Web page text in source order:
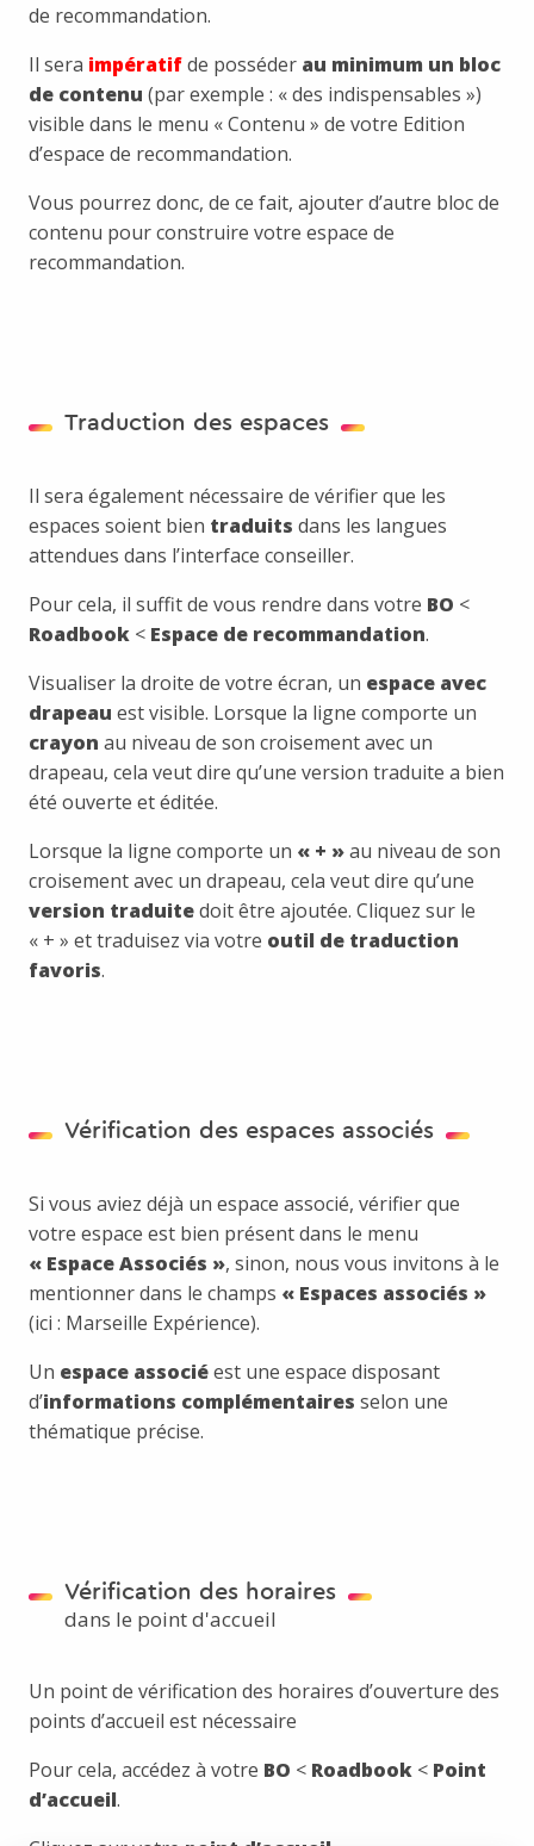
de recommandation.
Il sera impératifde posséder au minimum un bloc
de contenu (par exemple : « des indispensables »)
visible dans le menu « Contenu » de votre Edition
d’espace de recommandation.
Vous pourrez donc, de ce fait, ajouter d’autre bloc de
contenu pour construire votre espace de
recommandation.
Traduction des espaces
Il sera également nécessaire de vérifier que les
espaces soient bien traduits dans les langues
attendues dans l’interface conseiller.
Pour cela, il suffit de vous rendre dans votre BO <
Roadbook < Espace de recommandation.
Visualiser la droite de votre écran, un espace avec
drapeau est visible. Lorsque la ligne comporte un
crayon au niveau de son croisement avec un
drapeau, cela veut dire qu’une version traduite a bien
été ouverte et éditée.
Lorsque la ligne comporte un « + »au niveau de son
croisement avec un drapeau, cela veut dire qu’une
version traduitedoit être ajoutée. Cliquez sur le
« + » et traduisez via votre outil de traduction
favoris.
Vérification des espaces associés
Si vous aviez déjà un espace associé, vérifier que
votre espace est bien présent dans le menu
« Espace Associés », sinon, nous vous invitons à le
mentionner dans le champs « Espaces associés »
(ici : Marseille Expérience).
Un espace associéest une espace disposant
d’informations complémentaires selon une
thématique précise.
Vérification des horaires
dans le point d'accueil
Un point de vérification des horaires d’ouverture des
points d’accueil est nécessaire
Pour cela, accédez à votre BO < Roadbook < Point
d’accueil.